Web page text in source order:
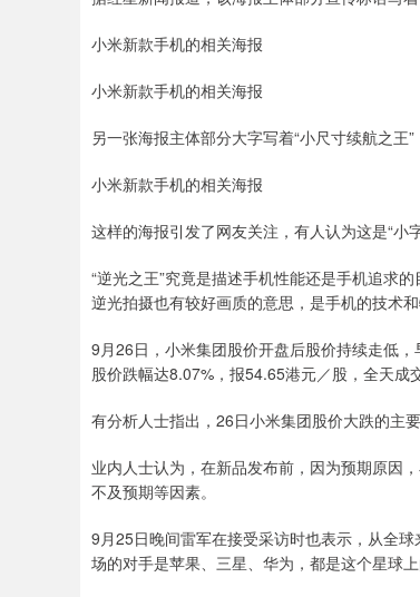
小米新款手机的相关海报
小米新款手机的相关海报
另一张海报主体部分大字写着“小尺寸续航之王
小米新款手机的相关海报
这样的海报引发了网友关注，有人认为这是“小
“逆光之王”究竟是描述手机性能还是手机追求
逆光拍摄也有较好画质的意思，是手机的技术
9月26日，小米集团股价开盘后股价持续走低
股价跌幅达8.07%，报54.65港元／股，全天成
有分析人士指出，26日小米集团股价大跌的主
业内人士认为，在新品发布前，因为预期原因
不及预期等因素。
9月25日晚间雷军在接受采访时也表示，从全
场的对手是苹果、三星、华为，都是这个星球